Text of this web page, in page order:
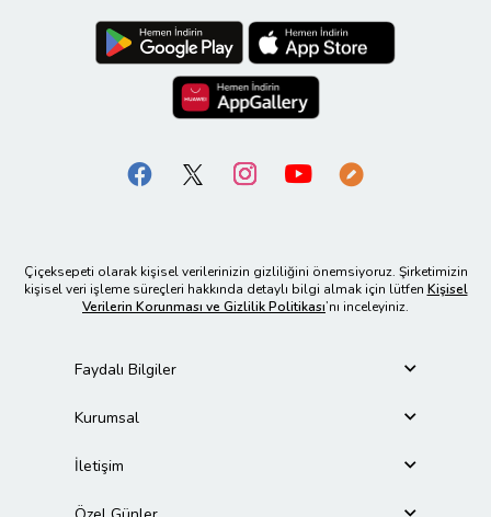
Çiçeksepeti olarak kişisel verilerinizin gizliliğini önemsiyoruz. Şirketimizin
kişisel veri işleme süreçleri hakkında detaylı bilgi almak için lütfen Kişisel
Verilerin Korunması ve Gizlilik Politikası’nı inceleyiniz.
Faydalı Bilgiler
Kurumsal
İletişim